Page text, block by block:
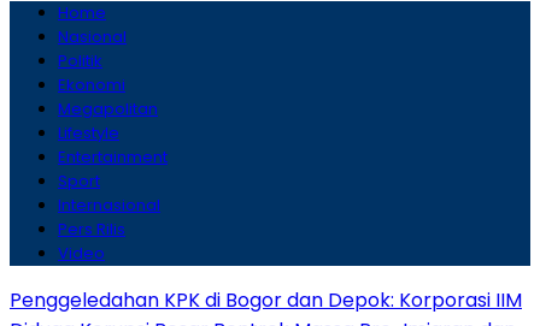
Home
Nasional
Politik
Ekonomi
Megapolitan
Lifestyle
Entertainment
Sport
Internasional
Pers Rilis
Video
Penggeledahan KPK di Bogor dan Depok: Korporasi IIM